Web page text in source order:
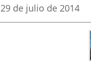
Fecha
la
29 de julio de 2014